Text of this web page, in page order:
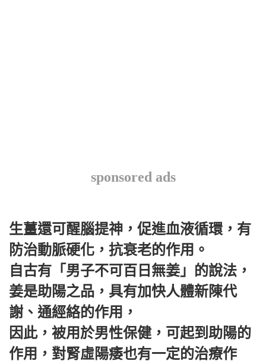
sponsored ads
生薑還可醒腦提神，促進血液循環，有
防治動脈硬化，抗衰老的作用。
自古有「男子不可百日無姜」的說法，
姜是助陽之品，具有加快人體新陳代
謝、通經絡的作用，
因此，被用於男性保健，可起到助陽的
作用，對腎虛陽痿也有一定的治療作